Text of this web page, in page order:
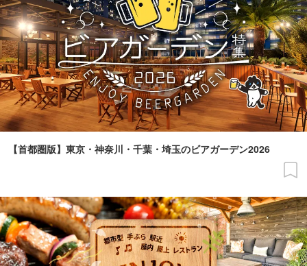
【首都圏版】東京・神奈川・千葉・埼玉のビアガーデン2026